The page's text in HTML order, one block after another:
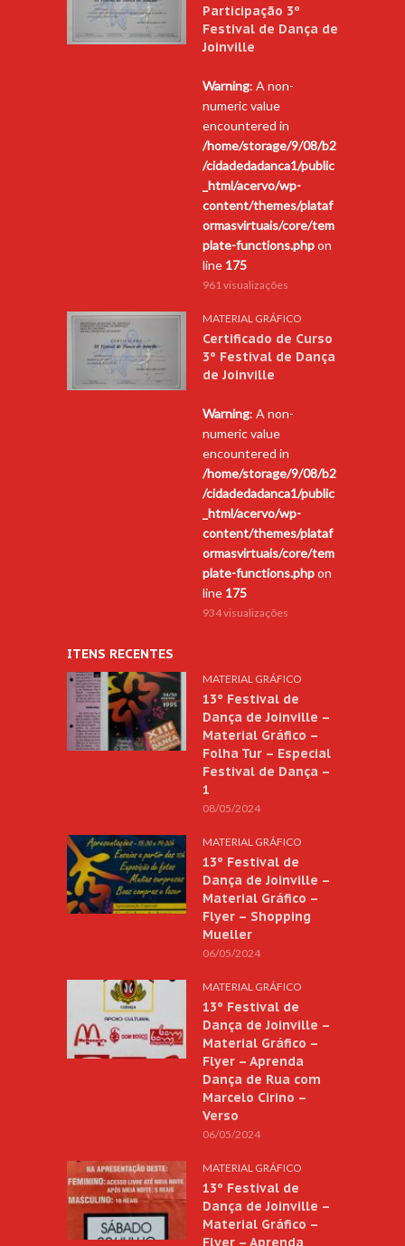
Participação 3º
Festival de Dança de
Joinville
Warning: A non-
numeric value
encountered in
/home/storage/9/08/b2
/cidadedadanca1/public
_html/acervo/wp-
content/themes/plataf
ormasvirtuais/core/tem
plate-functions.phpon
line 175
961 visualizações
MATERIAL GRÁFICO
Certificado de Curso
3º Festival de Dança
de Joinville
Warning: A non-
numeric value
encountered in
/home/storage/9/08/b2
/cidadedadanca1/public
_html/acervo/wp-
content/themes/plataf
ormasvirtuais/core/tem
plate-functions.phpon
line 175
934 visualizações
ITENS RECENTES
MATERIAL GRÁFICO
13º Festival de
Dança de Joinville –
Material Gráfico –
Folha Tur – Especial
Festival de Dança –
1
08/05/2024
MATERIAL GRÁFICO
13º Festival de
Dança de Joinville –
Material Gráfico –
Flyer – Shopping
Mueller
06/05/2024
MATERIAL GRÁFICO
13º Festival de
Dança de Joinville –
Material Gráfico –
Flyer – Aprenda
Dança de Rua com
Marcelo Cirino –
Verso
06/05/2024
MATERIAL GRÁFICO
13º Festival de
Dança de Joinville –
Material Gráfico –
Flyer – Aprenda